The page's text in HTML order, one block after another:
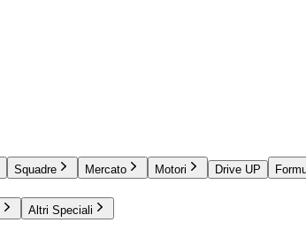
Squadre Mercato Motori Drive UP
Altri Speciali